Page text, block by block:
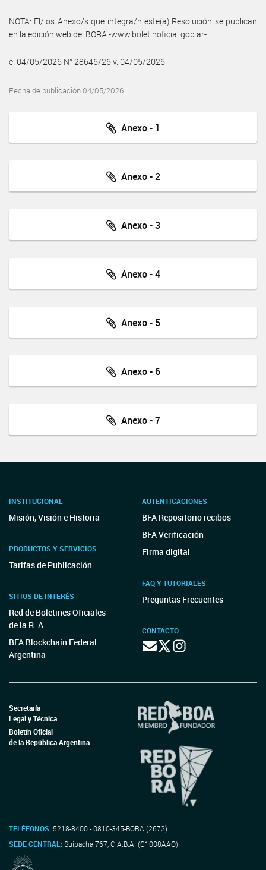
NOTA: El/los Anexo/s que integra/n este(a) Resolución se publican
en la edición web del BORA -www.boletinoficial.gob.ar-
e. 04/05/2026 N° 28646/26 v. 04/05/2026
Fecha de publicación 04/05/2026
Anexo - 1
Anexo - 2
Anexo - 3
Anexo - 4
Anexo - 5
Anexo - 6
Anexo - 7
INSTITUCIONAL
Misión, Visión e Historia
PRODUCTOS Y SERVICIOS
Tarifas de Publicación
SITIOS DE INTERÉS
Red de Boletines Oficiales
de la R. A.
BFA Blockchain Federal
Argentina
AUTENTICACIONES
BFA Repositorio recibos
BFA Verificación
Firma digital
FAQ Y TUTORIALES
Preguntas Frecuentes
CONTACTO
Secretaría
Legal y Técnica
Boletín Oficial
de la República Argentina
TELÉFONOS: 5218-8400 - 0810-345-BORA (2672)
SEDE CENTRAL:Suipacha 767, C.A.B.A. (C1008AAO)